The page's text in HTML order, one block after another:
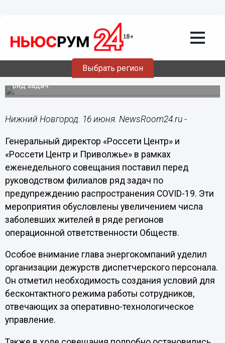
Выбрать регион
контроль за соблюдением мер по
защите персонала от коронавирусной
Гендиректор «Россети Центр» и «Россети Центр и
Приволжье» поставил перед руководством филиалов
ряд задач.
Нижний Новгород. 16 июня. NewsRoom24.ru -
Генеральный директор «Россети Центр» и
«Россети Центр и Приволжье» в рамках
еженедельного совещания поставил перед
руководством филиалов ряд задач по
предупреждению распространения COVID-19. Эти
мероприятия обусловлены увеличением числа
заболевших жителей в ряде регионов
операционной ответственности Обществ.
Особое внимание глава энергокомпаний уделил
организации дежурств диспетчерского персонала.
Он отметил необходимость создания условий для
бесконтактного режима работы сотрудников,
отвечающих за оперативно-технологическое
управление.